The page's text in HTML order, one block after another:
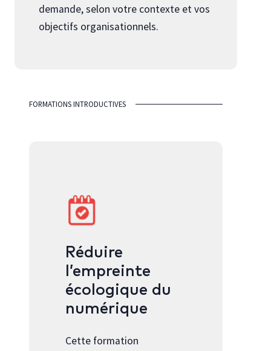
demande, selon votre contexte et vos
objectifs organisationnels.
FORMATIONS INTRODUCTIVES
Réduire
l’empreinte
écologique du
numérique
Cette formation